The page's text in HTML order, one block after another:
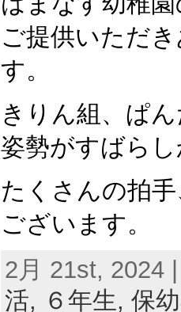
ご提供いただ
す。
きりん組、ぱ
姿勢がすばら
たくさんの拍
ございます。
2月 21st, 2024
活, ６年生, 保